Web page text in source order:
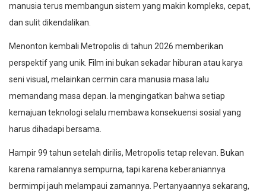
manusia terus membangun sistem yang makin kompleks, cepat,
dan sulit dikendalikan.
Menonton kembali Metropolis di tahun 2026 memberikan
perspektif yang unik. Film ini bukan sekadar hiburan atau karya
seni visual, melainkan cermin cara manusia masa lalu
memandang masa depan. Ia mengingatkan bahwa setiap
kemajuan teknologi selalu membawa konsekuensi sosial yang
harus dihadapi bersama.
Hampir 99 tahun setelah dirilis, Metropolis tetap relevan. Bukan
karena ramalannya sempurna, tapi karena keberaniannya
bermimpi jauh melampaui zamannya. Pertanyaannya sekarang,